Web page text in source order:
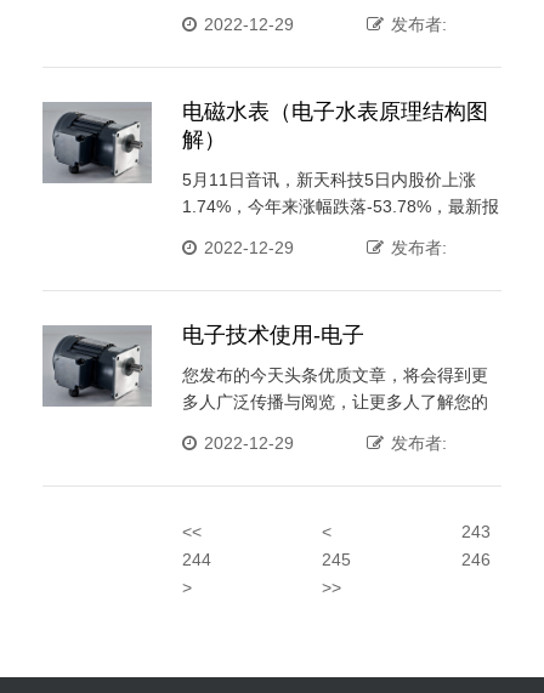
2022-12-29 发布者:
电磁水表（电子水表原理结构图
解）
5月11日音讯，新天科技5日内股价上涨
1.74%，今年来涨幅跌落-53.78%，最新报
2022-12-29 发布者:
电子技术使用-电子
您发布的今天头条优质文章，将会得到更
多人广泛传播与阅览，让更多人了解您的
2022-12-29 发布者:
<< <
243
244
245
246
>
>>